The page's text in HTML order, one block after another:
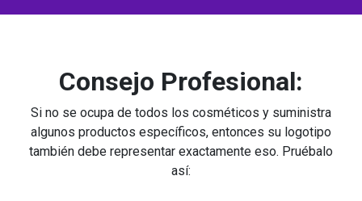
Consejo Profesional:
Si no se ocupa de todos los cosméticos y suministra
algunos productos específicos, entonces su logotipo
también debe representar exactamente eso. Pruébalo
así: